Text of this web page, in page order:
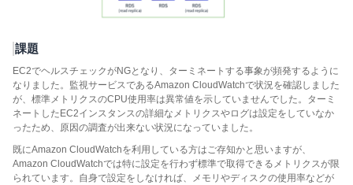
課題
EC2でヘルスチェックがNGとなり、ターミネートする事象が頻発するように
なりました。監視サービスであるAmazon CloudWatchで状況を確認しました
が、標準メトリクスのCPU使用率は異常値を示していませんでした。ターミ
ネートしたEC2インスタンスの詳細なメトリクスやログは設定をしていなか
ったため、原因の調査が出来ない状況になっていました。
既にAmazon CloudWatchを利用している方はご存知かと思いますが、
Amazon CloudWatchでは特に設定を行わず標準で取得できるメトリクスが限
られています。自身で設定をしなければ、メモリやディスクの使用率などが